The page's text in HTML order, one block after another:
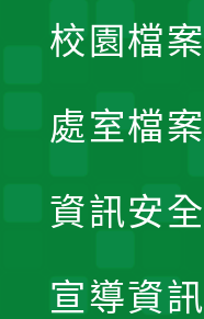
校園檔案
處室檔案
資訊安全
宣導資訊